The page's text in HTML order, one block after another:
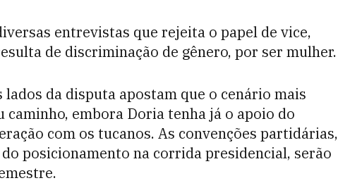
entrevistas que rejeita o papel de vice,
de discriminação de gênero, por ser mulher.
da disputa apostam que o cenário mais
caminho, embora Doria tenha já o apoio do
com os tucanos. As convenções partidárias,
posicionamento na corrida presidencial, serão